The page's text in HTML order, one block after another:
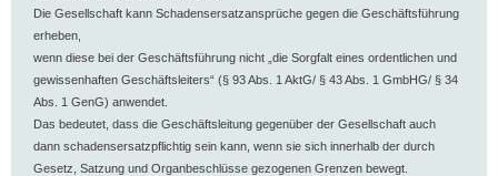
Die Gesellschaft kann Schadensersatzansprüche gegen die Geschäftsführung
erheben,
wenn diese bei der Geschäftsführung nicht „die Sorgfalt eines ordentlichen und
gewissenhaften Geschäftsleiters“ (§ 93 Abs. 1 AktG/ § 43 Abs. 1 GmbHG/ § 34
Abs. 1 GenG) anwendet.
Das bedeutet, dass die Geschäftsleitung gegenüber der Gesellschaft auch
dann schadensersatzpflichtig sein kann, wenn sie sich innerhalb der durch
Gesetz, Satzung und Organbeschlüsse gezogenen Grenzen bewegt.